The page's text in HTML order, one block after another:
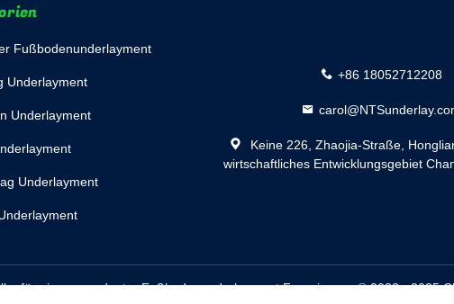
Fußbodenunderlayment
Underlayment
Underlayment
Underlayment
+86 18052712208
Keine 226, Zhaojia-Straße,
wirtschaftliches Entwicklungsgebiet
angeordneter Fußbodenunderlayment Fournisseur. © 2022 - 2025